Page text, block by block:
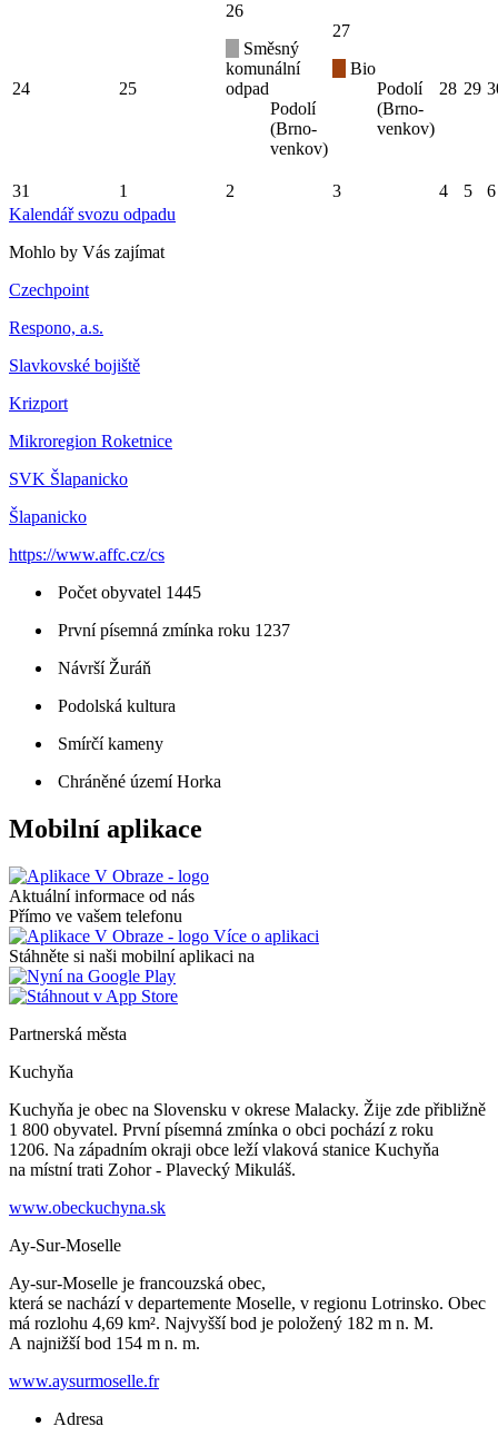
24 25
26
Směsný
komunální
odpad
Podolí
(Brno-
venkov)
27
Bio
Podolí
(Brno-
venkov)
28 29
31 1 2 3 4 5
6
Kalendář svozu odpadu
Mohlo by Vás zajímat
Czechpoint
Respono, a.s.
Slavkovské bojiště
Krizport
Mikroregion Roketnice
SVK Šlapanicko
Šlapanicko
https://www.affc.cz/cs
Počet obyvatel 1445
První písemná zmínka roku 1237
Návrší Žuráň
Podolská kultura
Smírčí kameny
Chráněné území Horka
Mobilní aplikace
Aktuální informace od nás
Přímo ve vašem telefonu
Více o aplikaci
Stáhněte si naši mobilní aplikaci na
Partnerská města
Kuchyňa
Kuchyňa je obec na Slovensku v okrese Malacky. Žije zde přibližně
1 800 obyvatel. První písemná zmínka o obci pochází z roku
1206. Na západním okraji obce leží vlaková stanice Kuchyňa
na místní trati Zohor - Plavecký Mikuláš.
www.obeckuchyna.sk
Ay-Sur-Moselle
Ay-sur-Moselle je francouzská obec,
která se nachází v departemente Moselle, v regionu Lotrinsko. Obec
má rozlohu 4,69 km². Najvyšší bod je položený 182 m n. M.
A najnižší bod 154 m n. m.
www.aysurmoselle.fr
Adresa